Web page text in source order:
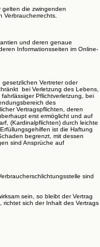
gelten die zwingenden
Verbraucherrechts.
und deren genaue
Informationsseiten im Online-
Vertreter oder
bei Verletzung des Lebens,
Pflichtverletzung, bei
des
Vertragspflichten, deren
erst ermöglicht und auf
(Kardinalpflichten) durch leichte
ist die Haftung
begrenzt, mit dessen
sind Ansprüche auf
sind
sein, so bleibt der Vertrag
richtet sich der Inhalt des Vertrags